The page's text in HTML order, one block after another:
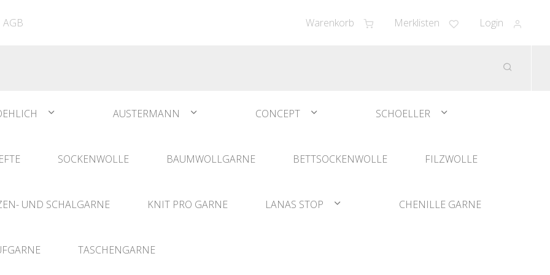
Warenkorb Merklisten Login
AGB
AUSTERMANN CONCEPT SCHOELLER
SOCKENWOLLE BAUMWOLLGARNE BETTSOCKENWOLLE FILZWOLLE
UND SCHALGARNE KNIT PRO GARNE LANAS STOP CHENILLE GARNE
TASCHENGARNE